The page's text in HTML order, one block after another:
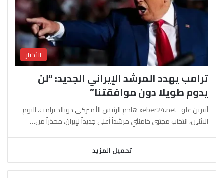
الأخبار
ترامب يهدد المرشد الإيراني الجديد: “لن
يدوم طويلاً دون موافقتنا”
آفرين علو ـ xeber24.net هاجم الرئيس الأميركي دونالد ترامب، اليوم
الاثنين، انتخاب مجتبى خامنئي مرشداً أعلى جديداً لإيران، محذراً من…
تحميل المزيد